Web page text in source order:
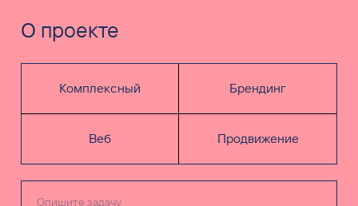
О проекте
Комплексный Брендинг
Веб Продвижение